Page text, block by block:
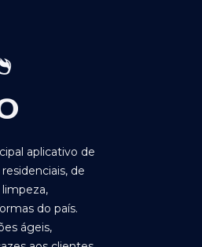
aplicativo de
de
do país.
ágeis,